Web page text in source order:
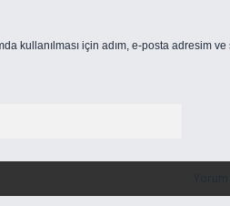
kullanılması için adım, e-posta adresim